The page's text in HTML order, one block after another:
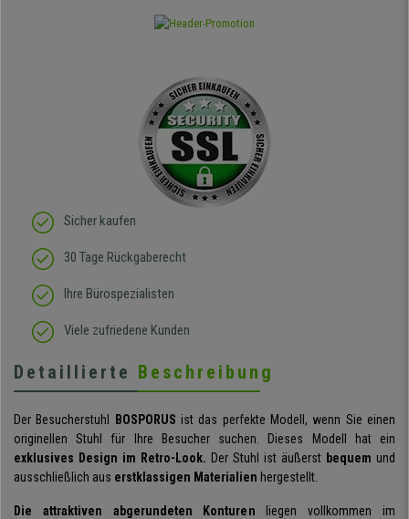
Sicher kaufen
30 Tage Rückgaberecht
Ihre Bürospezialisten
Viele zufriedene Kunden
Detaillierte Beschreibung
Der Besucherstuhl BOSPORUS ist das perfekte Modell, wenn Sie einen
originellen Stuhl für Ihre Besucher suchen. Dieses Modell hat ein
exklusives Design im Retro-Look. Der Stuhl ist äußerst bequem und
ausschließlich aus erstklassigen Materialien hergestellt.
Die attraktiven abgerundeten Konturen liegen vollkommen im